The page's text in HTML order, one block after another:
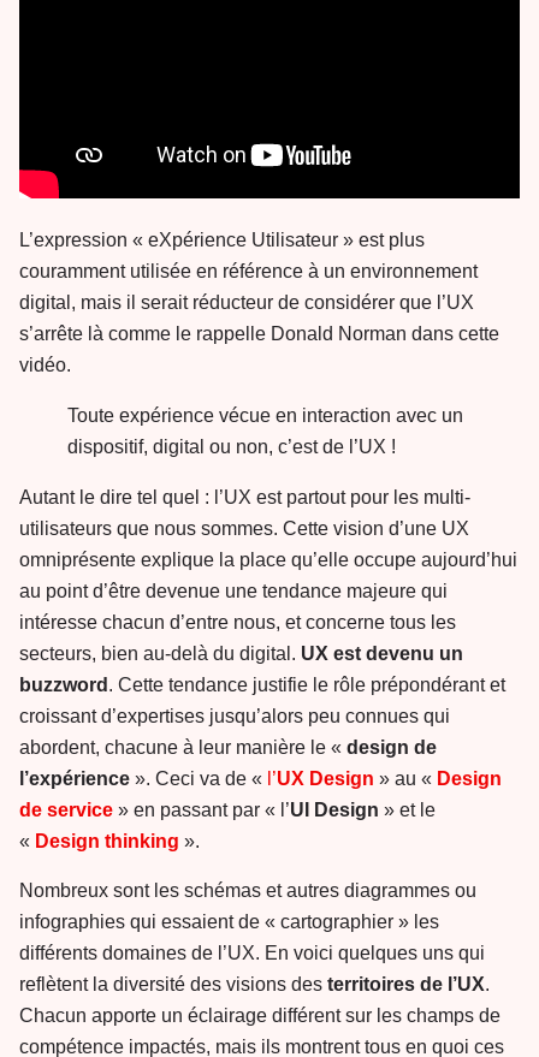
L’expression « eXpérience Utilisateur » est plus
couramment utilisée en référence à un environnement
digital, mais il serait réducteur de considérer que l’UX
s’arrête là comme le rappelle Donald Norman dans cette
vidéo.
Toute expérience vécue en interaction avec un
dispositif, digital ou non, c’est de l’UX !
Autant le dire tel quel : l’UX est partout pour les multi-
utilisateurs que nous sommes. Cette vision d’une UX
omniprésente explique la place qu’elle occupe aujourd’hui
au point d’être devenue une tendance majeure qui
intéresse chacun d’entre nous, et concerne tous les
secteurs, bien au-delà du digital. UX est devenu un
buzzword . Cette tendance justifie le rôle prépondérant et
croissant d’expertises jusqu’alors peu connues qui
abordent, chacune à leur manière le « design de
l’expérience ». Ceci va de « l’UX Design » au « Design
de service » en passant par « l’UI Design » et le
« Design thinking ».
Nombreux sont les schémas et autres diagrammes ou
infographies qui essaient de « cartographier » les
différents domaines de l’UX. En voici quelques uns qui
reflètent la diversité des visions des territoires de l’UX.
Chacun apporte un éclairage différent sur les champs de
compétence impactés, mais ils montrent tous en quoi ces